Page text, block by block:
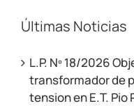
Últimas Noticias
L.P. Nº 18/2026
transformador de
tension en E.T. Pio